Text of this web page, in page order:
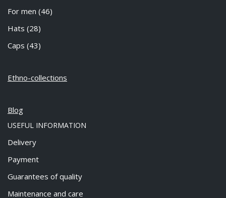
For men (46)
Hats (28)
Caps (43)
Ethno-collections
Blog
USEFUL INFORMATION
Delivery
Payment
Guarantees of quality
Maintenance and care